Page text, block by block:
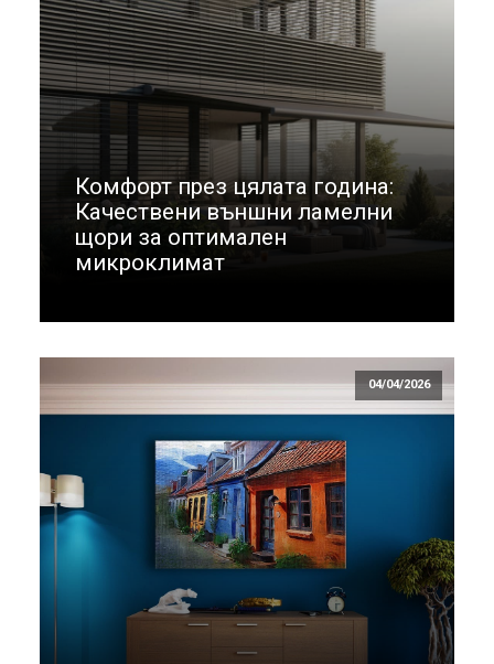
Комфорт през цялата година:
Качествени външни ламелни
щори за оптимален
микроклимат
04/04/2026